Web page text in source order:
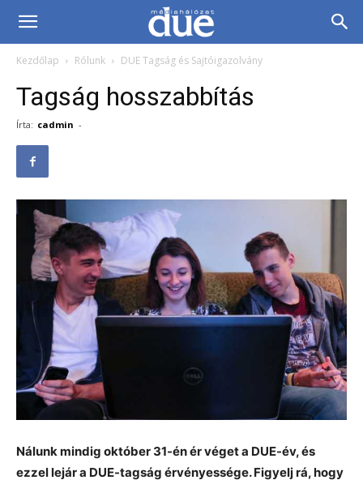
DUE
Médiahálózat…
Kezdőlap Rólunk DUE Tagság és Sajtóigazolvány
Tagság hosszabbítás
Írta: cadmin -
Nálunk mindig október 31-én ér véget a DUE-év, és
ezzel lejár a DUE-tagság érvényessége. Figyelj rá, hogy